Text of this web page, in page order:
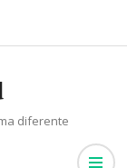
diferente